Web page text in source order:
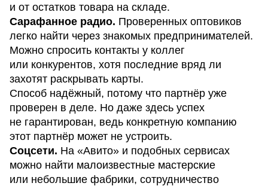
и от остатков товара на складе.
Сарафанное радио. Проверенных оптовиков
легко найти через знакомых предпринимателей.
Можно спросить контакты у коллег
или конкурентов, хотя последние вряд ли
захотят раскрывать карты.
Способ надёжный, потому что партнёр уже
проверен в деле. Но даже здесь успех
не гарантирован, ведь конкретную компанию
этот партнёр может не устроить.
Соцсети. На «Авито» и подобных сервисах
можно найти малоизвестные мастерские
или небольшие фабрики, сотрудничество